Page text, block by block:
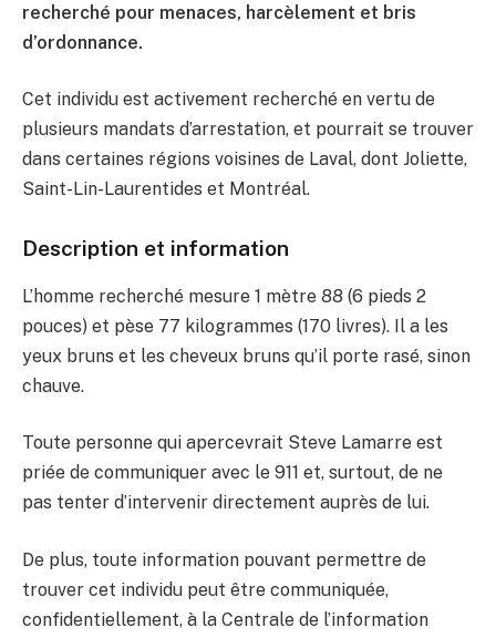
recherché pour menaces, harcèlement et bris
d’ordonnance.
Cet individu est activement recherché en vertu de
plusieurs mandats d’arrestation, et pourrait se trouver
dans certaines régions voisines de Laval, dont Joliette,
Saint-Lin-Laurentides et Montréal.
Description et information
L’homme recherché mesure 1 mètre 88 (6 pieds 2
pouces) et pèse 77 kilogrammes (170 livres). Il a les
yeux bruns et les cheveux bruns qu’il porte rasé, sinon
chauve.
Toute personne qui apercevrait Steve Lamarre est
priée de communiquer avec le 911 et, surtout, de ne
pas tenter d’intervenir directement auprès de lui.
De plus, toute information pouvant permettre de
trouver cet individu peut être communiquée,
confidentiellement, à la Centrale de l’information